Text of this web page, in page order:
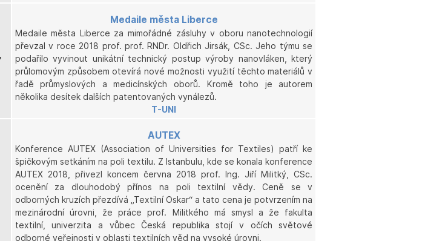
Medaile města Liberce
Medaile města Liberce za mimořádné zásluhy v oboru nanotechnologií
převzal v roce 2018 prof. prof. RNDr. Oldřich Jirsák, CSc. Jeho týmu se
podařilo vyvinout unikátní technický postup výroby nanovláken, který
průlomovým způsobem otevírá nové možnosti využití těchto materiálů v
řadě průmyslových a medicínských oborů. Kromě toho je autorem
několika desítek dalších patentovaných vynálezů.
T-UNI
AUTEX
Konference AUTEX (Association of Universities for Textiles) patří ke
špičkovým setkáním na poli textilu. Z Istanbulu, kde se konala konference
AUTEX 2018, přivezl koncem června 2018 prof. Ing. Jiří Militký, CSc.
ocenění za dlouhodobý přínos na poli textilní vědy. Ceně se v
odborných kruzích přezdívá „Textilní Oskar“ a tato cena je potvrzením na
mezinárodní úrovni, že práce prof. Militkého má smysl a že fakulta
textilní, univerzita a vůbec Česká republika stojí v očích světové
odborné veřejnosti v oblasti textilních věd na vysoké úrovni.